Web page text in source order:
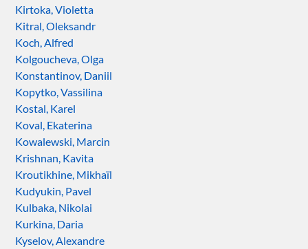
Kirtoka, Violetta
Kitral, Oleksandr
Koch, Alfred
Kolgoucheva, Olga
Konstantinov, Daniil
Kopytko, Vassilina
Kostal, Karel
Koval, Ekaterina
Kowalewski, Marcin
Krishnan, Kavita
Kroutikhine, Mikhaïl
Kudyukin, Pavel
Kulbaka, Nikolai
Kurkina, Daria
Kyselov, Alexandre